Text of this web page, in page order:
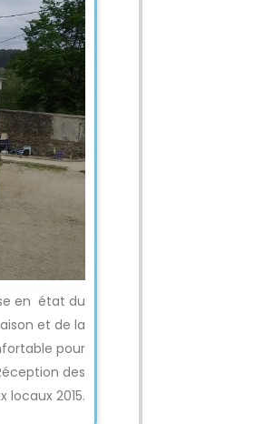
en état du
et de la
pour
des
locaux 2015.